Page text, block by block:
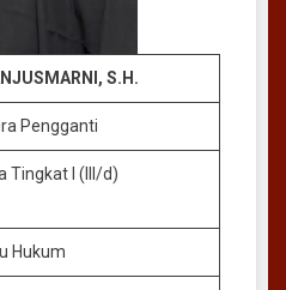
S.H.
Pengganti
Tingkat I (III/d)
Hukum